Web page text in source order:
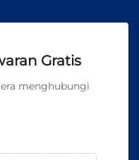
Gratis
menghubungi